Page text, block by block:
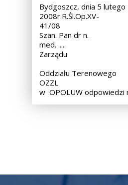
Bydgoszcz, dnia 5 lutego
2008r.R.Śl.Op.XV-
41/
Szan. Pan dr n.
med. .....
Zarządu
Oddziału Terenowego
w OPOLUW odpowiedzi